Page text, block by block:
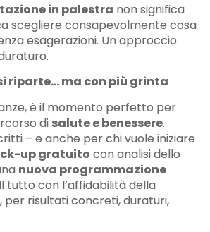
in palestra non significa
scegliere consapevolmente cosa
esagerazioni. Un approccio
riparte… ma con più grinta
è il momento perfetto per
disalute e benessere.
– e anche per chi vuole iniziare
up gratuito con analisi dello
nuova programmazione
tutto con l’affidabilità della
, per risultati concreti, duraturi,